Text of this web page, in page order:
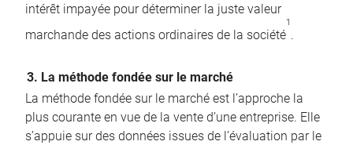
intérêt impayée pour déterminer la juste valeur
marchande des actions ordinaires de la société
1
.
3. La méthode fondée sur le marché
La méthode fondée sur le marché est l’approche la
plus courante en vue de la vente d’une entreprise. Elle
s’appuie sur des données issues de l’évaluation par le